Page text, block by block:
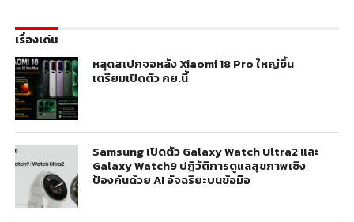
เรื่องเด่น
หลุดสเปกจอหลัง Xiaomi 18 Pro ใหญ่ขึ้น
เตรียมเปิดตัว กย.นี้
Samsung เปิดตัว Galaxy Watch Ultra2 และ
Galaxy Watch9 ปฏิวัติการดูแลสุขภาพเชิง
ป้องกันด้วย AI อัจฉริยะบนข้อมือ